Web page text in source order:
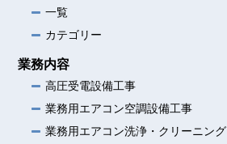
一覧
カテゴリー
業務内容
高圧受電設備工事
業務用エアコン空調設備工事
業務用エアコン洗浄・クリーニング